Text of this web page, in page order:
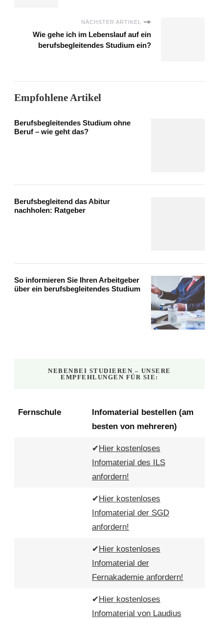
NÄCHSTER ARTIKEL
Wie gehe ich im Lebenslauf auf ein
berufsbegleitendes Studium ein?
Empfohlene Artikel
Berufsbegleitendes Studium ohne
Beruf – wie geht das?
Berufsbegleitend das Abitur
nachholen: Ratgeber
So informieren Sie Ihren Arbeitgeber
über ein berufsbegleitendes Studium
NEBENBEI STUDIEREN – UNSERE
EMPFEHLUNGEN FÜR SIE:
Fernschule
Infomaterial bestellen (am
besten von mehreren)
✔ Hier kostenloses
Infomaterial des ILS
anfordern!
✔ Hier kostenloses
Infomaterial der SGD
anfordern!
✔ Hier kostenloses
Infomaterial der
Fernakademie anfordern!
✔ Hier kostenloses
Infomaterial von Laudius